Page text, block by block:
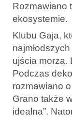
Rozmawiano
ekosystemie.
Klubu Gaja,
ujścia morza.
Podczas
rozmawiano
Grano także
idealna”.